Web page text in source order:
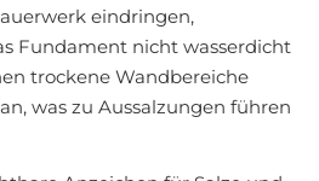
eindringen,
Fundament nicht wasserdicht
trockene Wandbereiche
was zu Aussalzungen führen